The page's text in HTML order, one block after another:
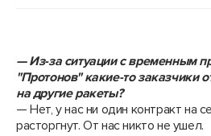
— Из-за ситуации с временным
"Протонов" какие-то заказчики
на другие ракеты?
— Нет, у нас ни один контракт на
расторгнут. От нас никто не ушел.